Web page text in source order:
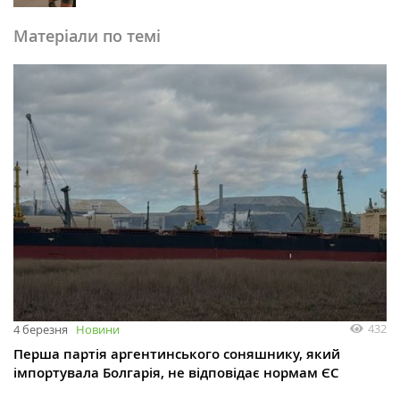
Матеріали по темі
4 березня Новини 432
Перша партія аргентинського соняшнику, який
імпортувала Болгарія, не відповідає нормам ЄС